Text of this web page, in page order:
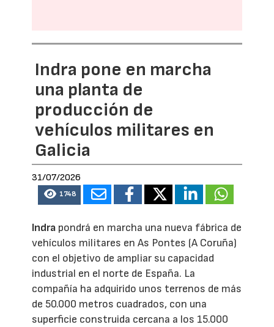
Indra pone en marcha
una planta de
producción de
vehículos militares en
Galicia
31/07/2026
1748
Indra pondrá en marcha una nueva fábrica de
vehículos militares en As Pontes (A Coruña)
con el objetivo de ampliar su capacidad
industrial en el norte de España. La
compañía ha adquirido unos terrenos de más
de 50.000 metros cuadrados, con una
superficie construida cercana a los 15.000